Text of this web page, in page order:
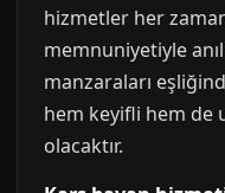
hizmetler her
memnuniyetiyle
manzaraları
hem keyifli hem de
olacaktır.